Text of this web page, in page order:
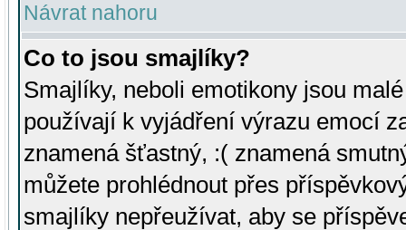
Návrat nahoru
Co to jsou smajlíky?
Smajlíky, neboli emotikony jsou
používají k vyjádření výrazu emocí
znamená šťastný, :( znamená
můžete prohlédnout přes
smajlíky nepřeužívat, aby se